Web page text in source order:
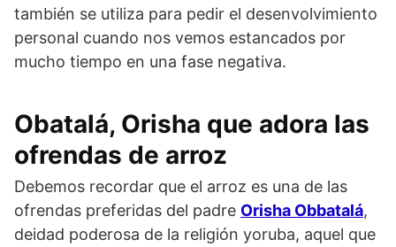
también se utiliza para pedir el desenvolvimiento
personal cuando nos vemos estancados por
mucho tiempo en una fase negativa.
Obatalá, Orisha que adora las
ofrendas de arroz
Debemos recordar que el arroz es una de las
ofrendas preferidas del padre Orisha Obbatalá,
deidad poderosa de la religión yoruba, aquel que